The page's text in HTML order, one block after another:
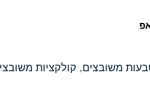
משובצים, קולקציות